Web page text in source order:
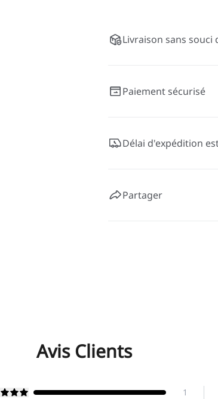
Livraison sans souci
Paiement sécurisé
Délai d'expédition
Partager
Avis Clients
1